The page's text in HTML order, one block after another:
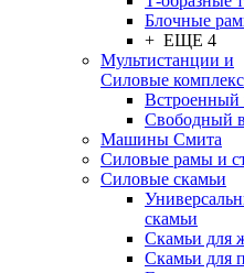
Блочные
+ ЕЩЕ 4
Мультистанции и
Силовые
Встроенный
Свободный
Машины Смита
Силовые рамы и
Силовые скамьи
скамьи
Скамьи для
Скамьи для